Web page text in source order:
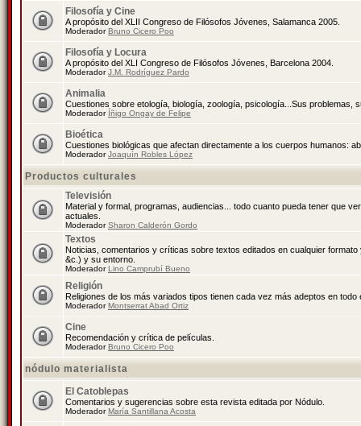
Filosofía y Cine
A propósito del XLII Congreso de Filósofos Jóvenes, Salamanca 2005.
ModeradorBruno Cicero Poo
Filosofía y Locura
A propósito del XLI Congreso de Filósofos Jóvenes, Barcelona 2004.
ModeradorJ.M. Rodríguez Pardo
Animalia
Cuestiones sobre etología, biología, zoología, psicología...Sus problemas,
Moderador Íñigo Ongay de Felipe
Bioética
Cuestiones biológicas que afectan directamente a los cuerpos humanos:
ModeradorJoaquín Robles López
Productos culturales
Televisión
Material y formal, programas, audiencias... todo cuanto pueda tener que
actuales.
ModeradorSharon Calderón Gordo
Textos
Noticias, comentarios y críticas sobre textos editados en cualquier
&c.) y su entorno.
ModeradorLino Camprubí Bueno
Religión
Religiones de los más variados tipos tienen cada vez más adeptos en todo
ModeradorMontserrat Abad Ortiz
Cine
Recomendación y crítica de películas.
ModeradorBruno Cicero Poo
nódulo materialista
El Catoblepas
Comentarios y sugerencias sobre esta revista editada por Nódulo.
ModeradorMaría Santillana Acosta